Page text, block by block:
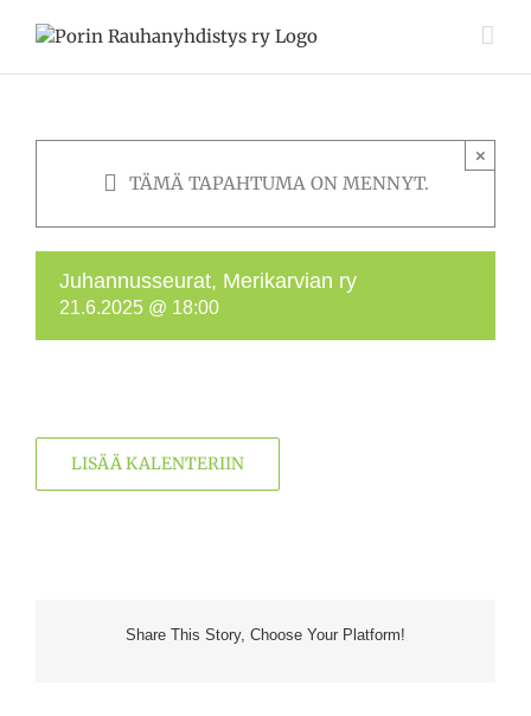
TÄMÄ TAPAHTUMA ON MENNYT.
×
Juhannusseurat, Merikarvian ry
21.6.2025 @ 18:00
LISÄÄ KALENTERIIN
Share This Story, Choose Your Platform!